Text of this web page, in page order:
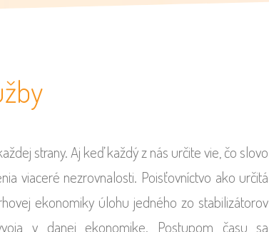
strany. Aj keď každý z nás určite vie, čo slovo
viaceré nezrovnalosti. Poisťovníctvo ako určitá
ekonomiky úlohu jedného zo stabilizátorov
v danej ekonomike. Postupom času sa